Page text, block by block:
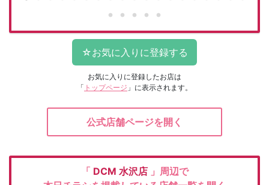
お気に入りに登録したお店は
「 トップページ 」に表示されます。
公式店舗ページを開く
「 DCM 水沢店 」周辺で